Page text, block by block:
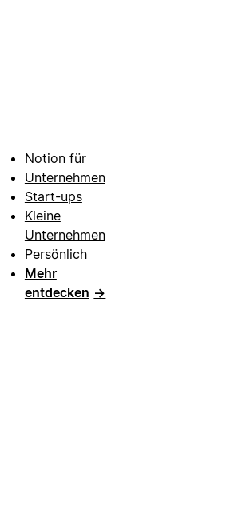
Notion für
Unternehmen
Start-ups
Kleine
Unternehmen
Persönlich
Mehr
entdecken →